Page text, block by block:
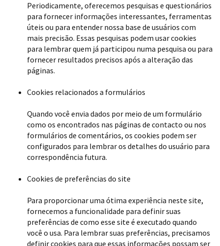
Periodicamente, oferecemos pesquisas e questionários
para fornecer informações interessantes, ferramentas
úteis ou para entender nossa base de usuários com
mais precisão. Essas pesquisas podem usar cookies
para lembrar quem já participou numa pesquisa ou para
fornecer resultados precisos após a alteração das
páginas.
Cookies relacionados a formulários
Quando você envia dados por meio de um formulário
como os encontrados nas páginas de contacto ou nos
formulários de comentários, os cookies podem ser
configurados para lembrar os detalhes do usuário para
correspondência futura.
Cookies de preferências do site
Para proporcionar uma ótima experiência neste site,
fornecemos a funcionalidade para definir suas
preferências de como esse site é executado quando
você o usa. Para lembrar suas preferências, precisamos
definir cookies para que essas informações possam ser